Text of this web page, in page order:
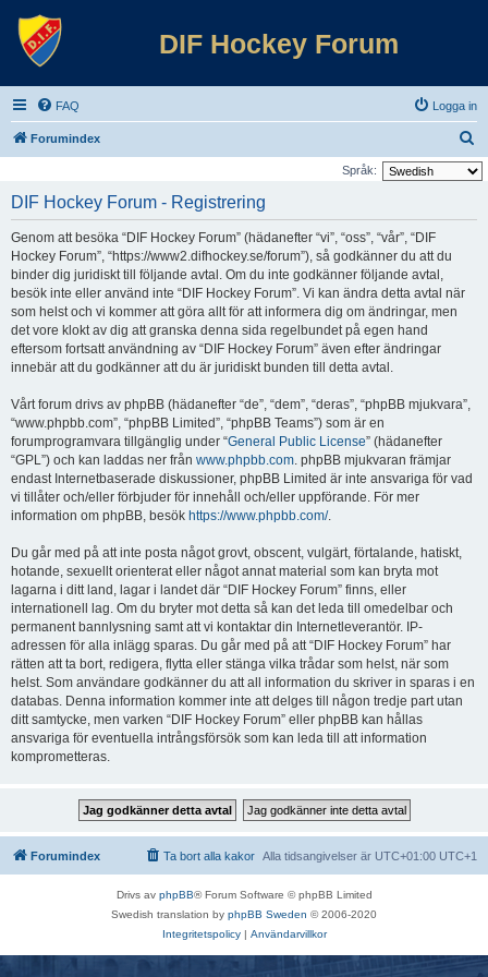
DIF Hockey Forum
FAQ Logga in
Forumindex
ö
Språk:
DIF Hockey Forum - Registrering
Genom att besöka “DIF Hockey Forum” (hädanefter “vi”, “oss”, “vår”, “DIF
Hockey Forum”, “https://www2.difhockey.se/forum”), så godkänner du att du
binder dig juridiskt till följande avtal. Om du inte godkänner följande avtal,
besök inte eller använd inte “DIF Hockey Forum”. Vi kan ändra detta avtal när
som helst och vi kommer att göra allt för att informera dig om ändringar, men
det vore klokt av dig att granska denna sida regelbundet på egen hand
eftersom fortsatt användning av “DIF Hockey Forum” även efter ändringar
innebär att du godkänner att du är juridiskt bunden till detta avtal.
Vårt forum drivs av phpBB (hädanefter “de”, “dem”, “deras”, “phpBB mjukvara”,
“www.phpbb.com”, “phpBB Limited”, “phpBB Teams”) som är en
forumprogramvara tillgänglig under “General Public License” (hädanefter
“GPL”) och kan laddas ner från www.phpbb.com. phpBB mjukvaran främjar
endast Internetbaserade diskussioner, phpBB Limited är inte ansvariga för vad
vi tillåter och/eller förbjuder för innehåll och/eller uppförande. För mer
information om phpBB, besök https://www.phpbb.com/.
Du går med på att inte posta något grovt, obscent, vulgärt, förtalande, hatiskt,
hotande, sexuellt orienterat eller något annat material som kan bryta mot
lagarna i ditt land, lagar i landet där “DIF Hockey Forum” finns, eller
internationell lag. Om du bryter mot detta så kan det leda till omedelbar och
permanent bannlysning samt att vi kontaktar din Internetleverantör. IP-
adressen för alla inlägg sparas. Du går med på att “DIF Hockey Forum” har
rätten att ta bort, redigera, flytta eller stänga vilka trådar som helst, när som
helst. Som användare godkänner du att all information du skriver in sparas i en
databas. Denna information kommer inte att delges till någon tredje part utan
ditt samtycke, men varken “DIF Hockey Forum” eller phpBB kan hållas
ansvariga för eventuella intrångsförsök som kan leda till att information
komprometteras.
Forumindex Alla tidsangivelser är UTC+01:00 UTC+1
Ta bort alla kakor
Drivs av phpBB® Forum Software © phpBB Limited
Swedish translation by phpBB Sweden © 2006-2020
Integritetspolicy| Användarvillkor